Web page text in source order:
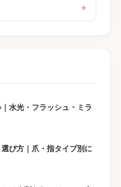
水光・フラッシュ・ミラ
び方｜爪・指タイプ別に